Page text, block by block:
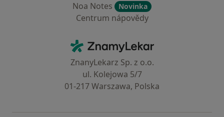
Noa Notes
Novinka
Centrum nápovědy
ZnamyLekar - Hlavní stránka
ZnanyLekarz Sp. z o.o.
ul. Kolejowa 5/7
01-217 Warszawa, Polska